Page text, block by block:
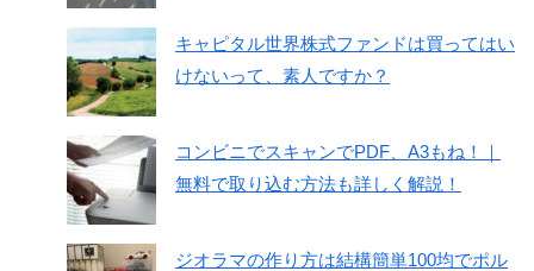
キャピタル世界株式ファンドは買ってはい
けないって、素人ですか？
コンビニでスキャンでPDF、A3もね！｜
無料で取り込む方法も詳しく解説！
ジオラマの作り方は結構簡単100均でポル